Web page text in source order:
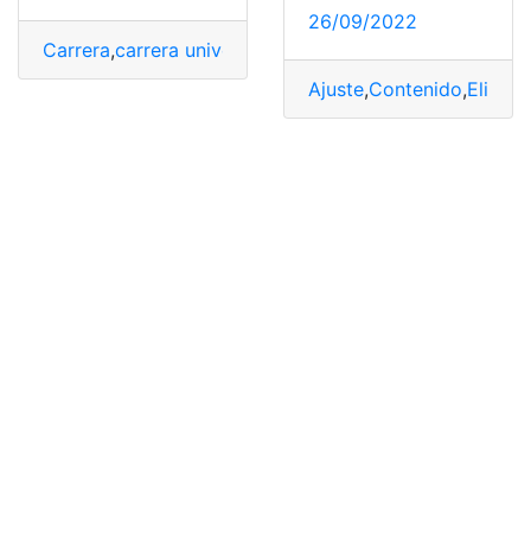
Carrera,carrera universitaria
26/09/2022
Ajuste,Contenido,